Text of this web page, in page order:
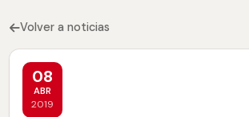
Volver a noticias
08
ABR
2019